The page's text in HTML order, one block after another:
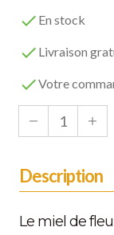
 En stock
 Livraison
Votre
Description
Le miel de